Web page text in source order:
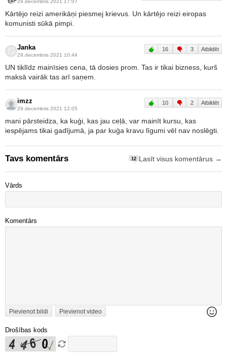
29.decembris 2021 17:07
Kārtējo reizi amerikāņi piesmej krievus. Un kārtējo reizi eiropas
komunisti sūkā pimpi.
Janka
29.decembris 2021 10:44
16 3 Atbildēt
UN tiklīdz mainīsies cena, tā dosies prom. Tas ir tikai bizness, kurš
maksā vairāk tas arī saņem.
imzz
29.decembris 2021 12:05
10 2 Atbildēt
mani pārsteidza, ka kuģi, kas jau ceļā, var mainīt kursu, kas
iespējams tikai gadījumā, ja par kuģa kravu līgumi vēl nav noslēgti.
Tavs komentārs 12 Lasīt visus komentārus →
Vārds
Komentārs
Pievienot bildi Pievienot video
Drošības kods